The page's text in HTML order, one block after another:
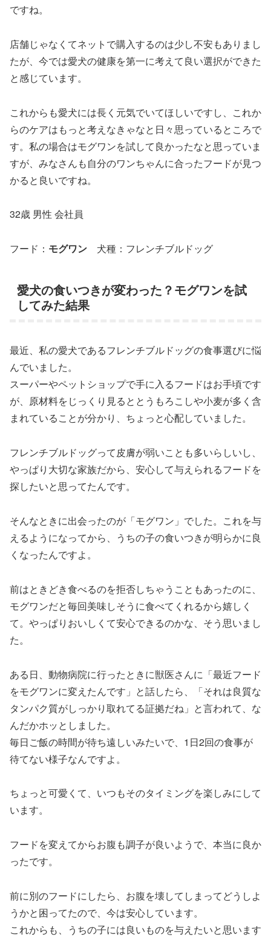
ですね。
店舗じゃなくてネットで購入するのは少し不安もありまし
たが、今では愛犬の健康を第一に考えて良い選択ができた
と感じています。
これからも愛犬には長く元気でいてほしいですし、これか
らのケアはもっと考えなきゃなと日々思っているところで
す。私の場合はモグワンを試して良かったなと思っていま
すが、みなさんも自分のワンちゃんに合ったフードが見つ
かると良いですね。
32歳 男性 会社員
フード： モグワン 犬種：フレンチブルドッグ
愛犬の食いつきが変わった？モグワンを試
してみた結果
最近、私の愛犬であるフレンチブルドッグの食事選びに悩
んでいました。
スーパーやペットショップで手に入るフードはお手頃です
が、原材料をじっくり見るととうもろこしや小麦が多く含
まれていることが分かり、ちょっと心配していました。
フレンチブルドッグって皮膚が弱いことも多いらしいし、
やっぱり大切な家族だから、安心して与えられるフードを
探したいと思ってたんです。
そんなときに出会ったのが「モグワン」でした。これを与
えるようになってから、うちの子の食いつきが明らかに良
くなったんですよ。
前はときどき食べるのを拒否しちゃうこともあったのに、
モグワンだと毎回美味しそうに食べてくれるから嬉しく
て。やっぱりおいしくて安心できるのかな、そう思いまし
た。
ある日、動物病院に行ったときに獣医さんに「最近フード
をモグワンに変えたんです」と話したら、「それは良質な
タンパク質がしっかり取れてる証拠だね」と言われて、な
んだかホッとしました。
毎日ご飯の時間が待ち遠しいみたいで、1日2回の食事が
待てない様子なんですよ。
ちょっと可愛くて、いつもそのタイミングを楽しみにして
います。
フードを変えてからお腹も調子が良いようで、本当に良か
ったです。
前に別のフードにしたら、お腹を壊してしまってどうしよ
うかと困ってたので、今は安心しています。
これからも、うちの子には良いものを与えたいと思います